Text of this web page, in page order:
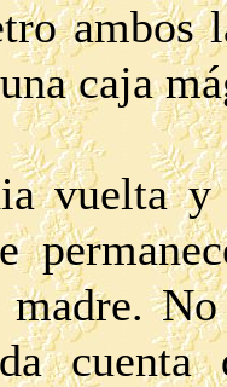
ambos
caja
vuelta
madre.
cuenta